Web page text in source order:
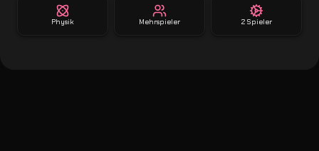
Physik Mehrspieler 2 Spieler